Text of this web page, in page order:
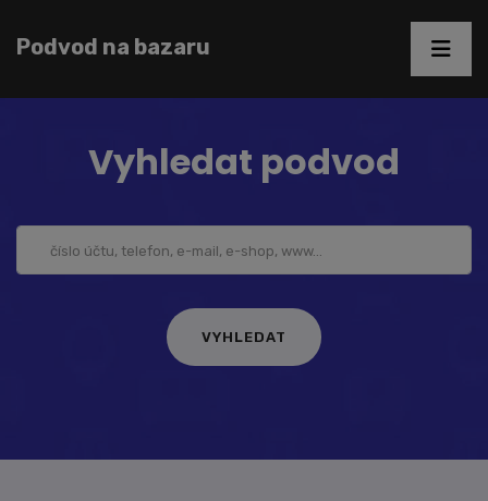
Podvod na bazaru
Vyhledat podvod